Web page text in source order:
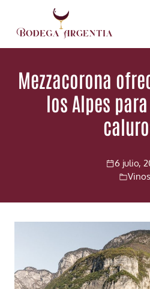
contenido
Mezzacorona
los Alpes
6 julio,
Vinos